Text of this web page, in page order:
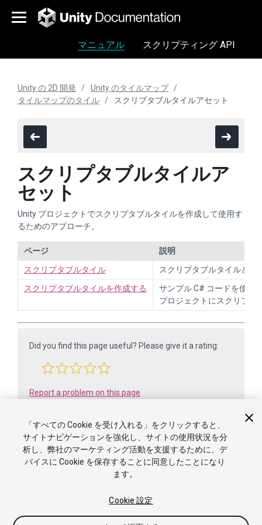
マニュアル スクリプティング API
Unity の 2D 開発
Unity のタイルマップ
タイルマップのタイル
スクリプタブルタイルアセット
スクリプタブルタイルア
セット
Unity プロジェクトでスクリプタブルタイルを作成して使用す
るためのアプローチ。
ページ
説明
スクリプタブルタイル
スクリプタブルタイルとそ
スクリプタブルタイルを作成する
サンプル C# コードを使用
プロジェクトにスクリプタ
Did you find this page useful? Please give it a rating:
Report a problem on this page
from 6000.0.65f1 (f34bf41fecc5). Built on: 2025-12-15.
「すべての Cookie を受け入れる」をクリックすると、
サイトナビゲーションを強化し、サイトの使用状況を分
析し、弊社のマーケティング活動を支援するために、デ
バイスに Cookie を保存することに同意したことになり
ます。
Cookie 設定